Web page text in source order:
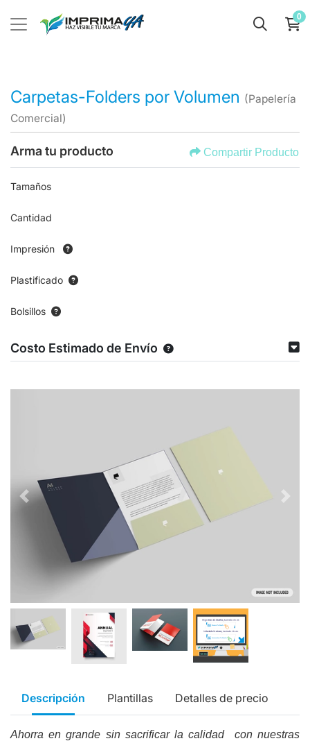
0
Carpetas-Folders por Volumen (Papelería
Comercial)
Arma tu producto Compartir Producto
Tamaños
Cantidad
Impresión
Plastificado
Bolsillos
Costo Estimado de Envío
Descripción Plantillas Detalles de precio
Ahorra en grande sin sacrificar la calidad con nuestras